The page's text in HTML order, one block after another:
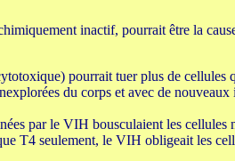
inactif, pourrait être la
pourrait tuer plus de
du corps et avec de nouveaux
par le VIH bousculaient les
T4 seulement, le VIH obligeait les